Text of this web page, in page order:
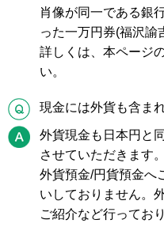
肖像が同一である銀
った一万円券(福沢諭
詳しくは、本ページ
い。
Q
現金には外貨も含ま
A
外貨現金も日本円と
させていただきます
外貨預金/円貨預金へ
いしておりません。
ご紹介など行ってお